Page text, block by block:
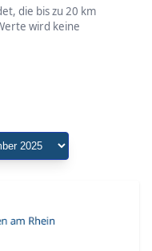
die bis zu 20 km
wird keine